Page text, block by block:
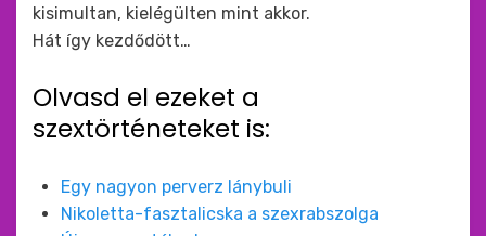
kisimultan, kielégülten mint akkor.
Hát így kezdődött…
Olvasd el ezeket a
szextörténeteket is:
Egy nagyon perverz lánybuli
Nikoletta-fasztalicska a szexrabszolga